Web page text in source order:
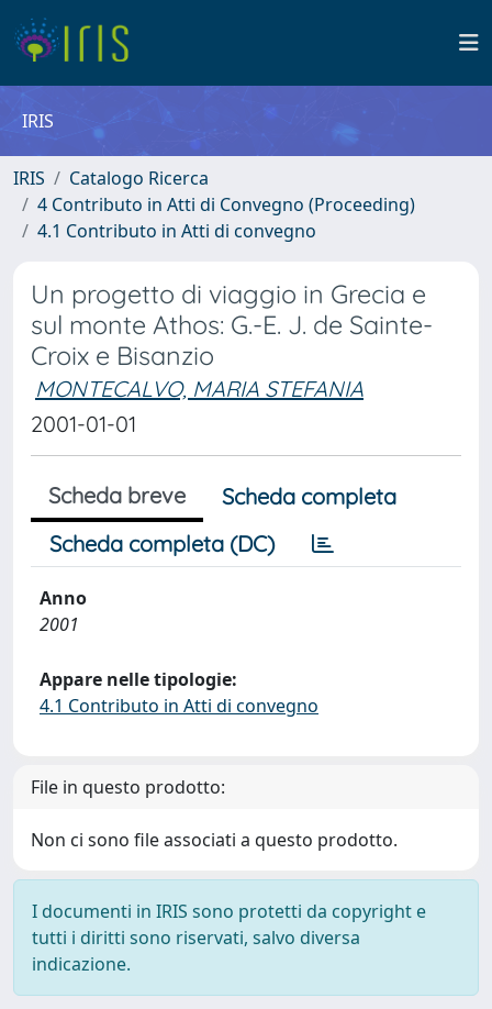
IRIS
IRIS
Catalogo Ricerca
4 Contributo in Atti di Convegno (Proceeding)
4.1 Contributo in Atti di convegno
Un progetto di viaggio in Grecia e
sul monte Athos: G.-E. J. de Sainte-
Croix e Bisanzio
MONTECALVO, MARIA STEFANIA
2001-01-01
Scheda breve
Scheda completa
Scheda completa (DC)
Anno
2001
Appare nelle tipologie:
4.1 Contributo in Atti di convegno
File in questo prodotto:
Non ci sono file associati a questo prodotto.
I documenti in IRIS sono protetti da copyright e
tutti i diritti sono riservati, salvo diversa
indicazione.